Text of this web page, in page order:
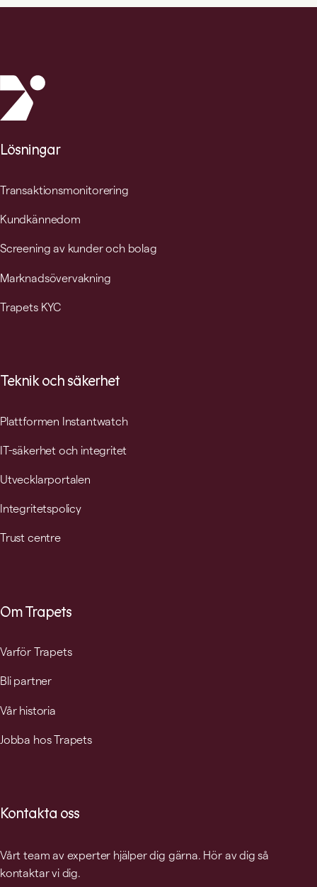
Lösningar
Transaktionsmonitorering
Kundkännedom
Screening av kunder och bolag
Marknadsövervakning
Trapets KYC
Teknik och säkerhet
Plattformen Instantwatch
IT-säkerhet och integritet
Utvecklarportalen
Integritetspolicy
Trust centre
Om Trapets
Varför Trapets
Bli partner
Vår historia
Jobba hos Trapets
Kontakta oss
Vårt team av experter hjälper dig gärna. Hör av dig så
kontaktar vi dig.